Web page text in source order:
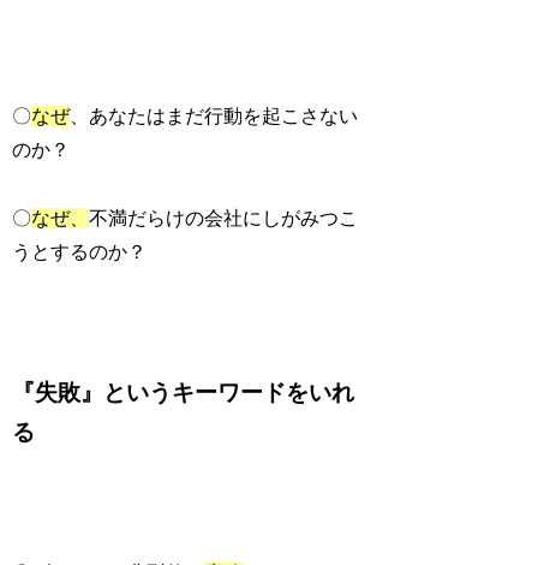
〇なぜ、あなたはまだ行動を起こさない
のか？
〇なぜ、不満だらけの会社にしがみつこ
うとするのか？
『失敗』というキーワードをいれ
る